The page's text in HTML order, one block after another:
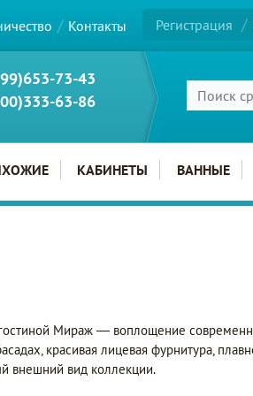
Контакты Регистрация
73-43
63-86
КАБИНЕТЫ ВАННЫЕ
Мираж — воплощение
красивая лицевая фурнитура,
внешний вид коллекции.